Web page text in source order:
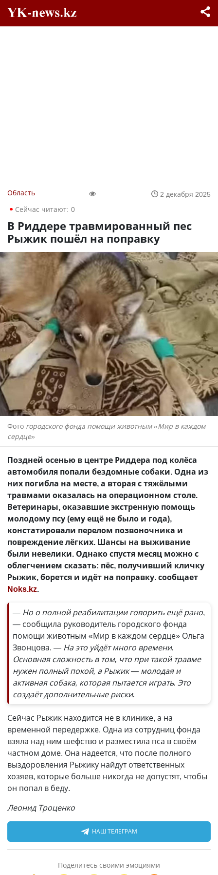
Область
2 декабря 2025
Сейчас читают: 0
В Риддере травмированный пес
Рыжик пошёл на поправку
Фото городского фонда помощи животным «Мир в каждом
сердце»
Поздней осенью в центре Риддера под колёса
автомобиля попали бездомные собаки. Одна из
них погибла на месте, а вторая с тяжёлыми
травмами оказалась на операционном столе.
Ветеринары, оказавшие экстренную помощь
молодому псу (ему ещё не было и года),
констатировали перелом позвоночника и
повреждение лёгких. Шансы на выживание
были невелики. Однако спустя месяц можно с
облегчением сказать: пёс, получивший кличку
Рыжик, борется и идёт на поправку. сообщает
Noks.kz.
— Но о полной реабилитации говорить ещё рано,
— сообщила руководитель городского фонда
помощи животным «Мир в каждом сердце» Ольга
Звонцова. — На это уйдёт много времени.
Основная сложность в том, что при такой травме
нужен полный покой, а Рыжик — молодая и
активная собака, которая пытается играть. Это
создаёт дополнительные риски.
Сейчас Рыжик находится не в клинике, а на
временной передержке. Одна из сотрудниц фонда
взяла над ним шефство и разместила пса в своём
частном доме. Она надеется, что после полного
выздоровления Рыжику найдут ответственных
хозяев, которые больше никогда не допустят, чтобы
он попал в беду.
Леонид Троценко
НАШ ТЕЛЕГРАМ
Поделитесь своими эмоциями